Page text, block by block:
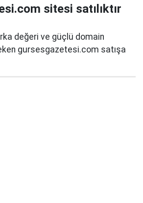
sitesi satılıktır
değeri ve güçlü domain
gursesgazetesi.com satışa